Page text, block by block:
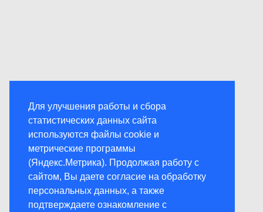
Для улучшения работы и сбора
статистических данных сайта
используются файлы cookie и
метрические программы
(Яндекс.Метрика). Продолжая работу с
сайтом, Вы даете согласие на обработку
персональных данных, а также
подтверждаете ознакомление с